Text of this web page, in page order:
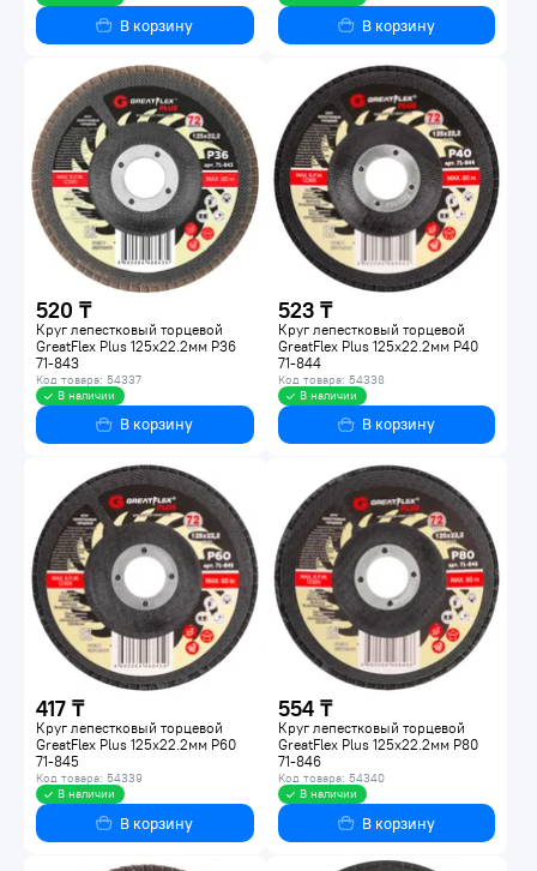
В корзину В корзину
520 ₸
Круг лепестковый торцевой
GreatFlex Plus 125х22.2мм P36
71-843
Код товара: 54337
В наличии
В корзину
523 ₸
Круг лепестковый торцевой
GreatFlex Plus 125х22.2мм P40
71-844
Код товара: 54338
В наличии
В корзину
417 ₸
Круг лепестковый торцевой
GreatFlex Plus 125х22.2мм P60
71-845
Код товара: 54339
В наличии
В корзину
554 ₸
Круг лепестковый торцевой
GreatFlex Plus 125х22.2мм P80
71-846
Код товара: 54340
В наличии
В корзину